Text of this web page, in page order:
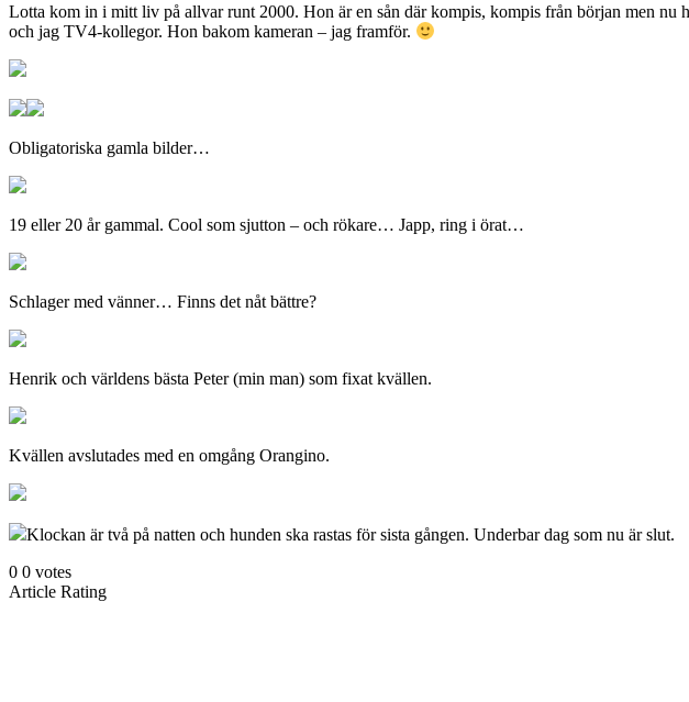
Lotta kom in i mitt liv på allvar runt 2000. Hon är en sån där kompis, kompis från början men nu
och jag TV4-kollegor. Hon bakom kameran – jag framför.
Obligatoriska gamla bilder…
19 eller 20 år gammal. Cool som sjutton – och rökare… Japp, ring i örat…
Schlager med vänner… Finns det nåt bättre?
Henrik och världens bästa Peter (min man) som fixat kvällen.
Kvällen avslutades med en omgång Orangino.
Klockan är två på natten och hunden ska rastas för sista gången. Underbar dag som nu är slut.
0 0 votes
Article Rating